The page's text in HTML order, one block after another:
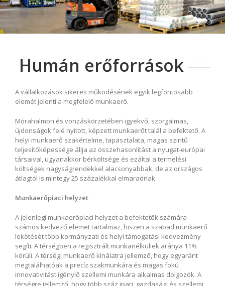
Humán erőforrások
A vállalkozások sikeres működésének egyik legfontosabb
elemét jelenti a megfelelő munkaerő.
Mórahalmon és vonzáskörzetében igyekvő, szorgalmas,
újdonságok felé nyitott, képzett munkaerőt talál a befektető. A
helyi munkaerő szakértelme, tapasztalata, magas szintű
teljesítőképessége állja az összehasonlítást a nyugat-európai
társaival, ugyanakkor bérköltsége és ezáltal a termelési
költségek nagyságrendekkel alacsonyabbak, de az országos
átlagtól is mintegy 25 százalékkal elmaradnak.
Munkaerőpiaci helyzet
A jelenlegi munkaerőpiaci helyzet a befektetők számára
számos kedvező elemet tartalmaz, hiszen a szabad munkaerő
lekötését több kormányzati és helyi támogatási kedvezmény
segíti. A térségben a regisztrált munkanélküliek aránya 11%
körüli. A térségi munkaerő kínálatra jellemző, hogy egyaránt
megtalálhatóak a precíz szakmunkára és magas fokú
innovativitást igénylő szellemi munkára alkalmas dolgozók. A
térségre jellemző, hogy több száz ipari, gazdasági és szellemi